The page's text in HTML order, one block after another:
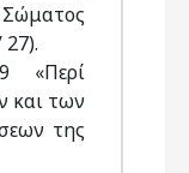
27).
«Περί
και των
της